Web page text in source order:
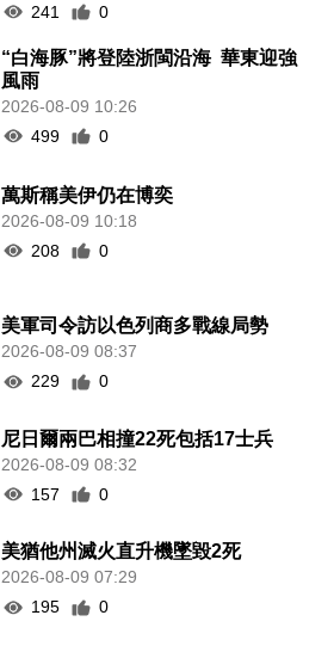
241
0
“白海豚”將登陸浙閩沿海 華東迎強
風雨
2026-08-09 10:26
499
0
萬斯稱美伊仍在博奕
2026-08-09 10:18
208
0
美軍司令訪以色列商多戰線局勢
2026-08-09 08:37
229
0
尼日爾兩巴相撞22死包括17士兵
2026-08-09 08:32
157
0
美猶他州滅火直升機墜毀2死
2026-08-09 07:29
195
0